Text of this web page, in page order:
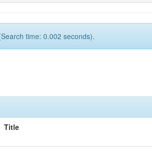
time: 0.002 seconds).
Title